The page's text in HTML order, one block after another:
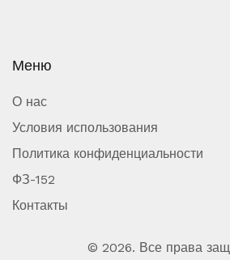
Меню
О нас
Условия использования
Политика конфиденциальности
ФЗ-152
Контакты
© 2026. Все права